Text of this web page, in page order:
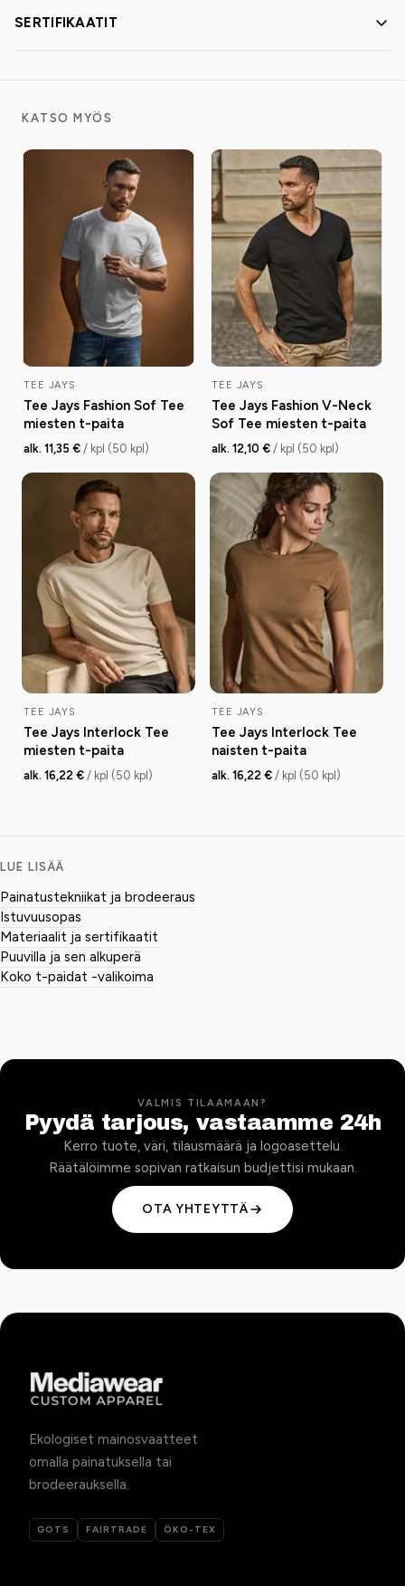
SERTIFIKAATIT
KATSO MYÖS
TEE JAYS
Tee Jays Fashion Sof Tee
miesten t-paita
alk. 11,35 € / kpl (50 kpl)
TEE JAYS
Tee Jays Fashion V-Neck
Sof Tee miesten t-paita
alk. 12,10 € / kpl (50 kpl)
TEE JAYS
Tee Jays Interlock Tee
miesten t-paita
alk. 16,22 € / kpl (50 kpl)
TEE JAYS
Tee Jays Interlock Tee
naisten t-paita
alk. 16,22 € / kpl (50 kpl)
LUE LISÄÄ
Painatustekniikat ja brodeeraus
Istuvuusopas
Materiaalit ja sertifikaatit
Puuvilla ja sen alkuperä
Koko t-paidat -valikoima
VALMIS TILAAMAAN?
Pyydä tarjous, vastaamme 24h
Kerro tuote, väri, tilausmäärä ja logoasettelu.
Räätälöimme sopivan ratkaisun budjettisi mukaan.
OTA YHTEYTTÄ
Ekologiset mainosvaatteet
omalla painatuksella tai
brodeerauksella.
GOTS FAIRTRADE ÖKO-TEX